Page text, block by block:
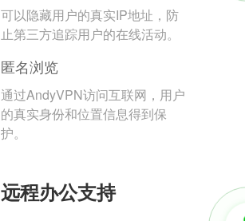
可以隐藏用户的真实IP地址，防
止第三方追踪用户的在线活动。
匿名浏览
通过AndyVPN访问互联网，用户
的真实身份和位置信息得到保
护。
远程办公支持